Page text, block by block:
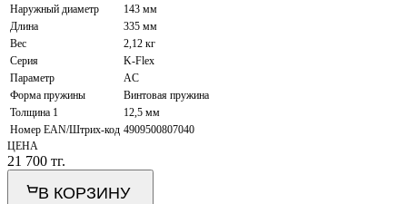
Наружный диаметр
143 мм
Длина
335 мм
Вес
2,12 кг
Серия
K-Flex
Параметр
AC
Форма пружины
Винтовая пружина
Толщина 1
12,5 мм
Номер EAN/Штрих-код 4909500807040
ЦЕНА
21 700 тг.
В КОРЗИНУ